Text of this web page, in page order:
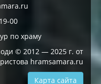
00
по храму
© 2012 — 2025 г. от
hramsamara.ru
Карта сайта